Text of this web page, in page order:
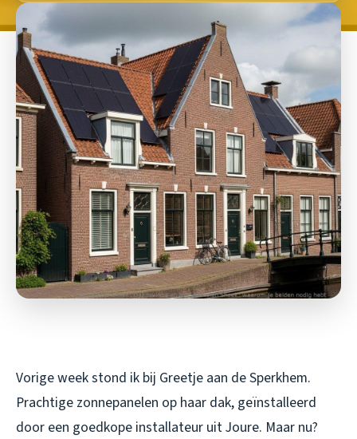
Vorige week stond ik bij Greetje aan de Sperkhem.
Prachtige zonnepanelen op haar dak, geïnstalleerd
door een goedkope installateur uit Joure. Maar nu?